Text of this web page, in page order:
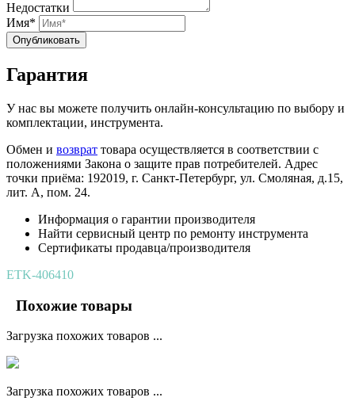
Недостатки
Имя*
Опубликовать
Гарантия
У нас вы можете получить онлайн-консультацию по выбору и
комплектации, инструмента.
Обмен и возврат товара осуществляется в соответствии с
положениями Закона о защите прав потребителей. Адрес
точки приёма: 192019, г. Санкт-Петербург, ул. Смоляная, д.15,
лит. А, пом. 24.
Информация о гарантии производителя
Найти сервисный центр по ремонту инструмента
Сертификаты продавца/производителя
ETK-406410
Похожие товары
Загрузка похожих товаров ...
Загрузка похожих товаров ...